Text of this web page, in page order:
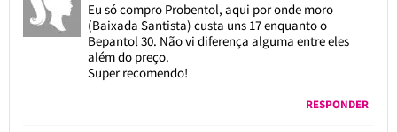
Eu só compro Probentol, aqui por onde moro
(Baixada Santista) custa uns 17 enquanto o
Bepantol 30. Não vi diferença alguma entre eles
além do preço.
Super recomendo!
RESPONDER